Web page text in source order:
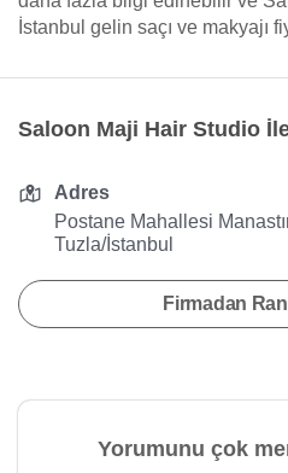
İstanbul gelin saçı ve makyajı
Saloon Maji Hair Studio
Adres
Postane Mahallesi
Tuzla/İstanbul
Firmadan
Yorumunu çok